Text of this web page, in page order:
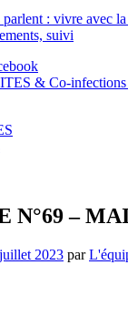
: vivre avec
suivi
N°69 –
2023 par